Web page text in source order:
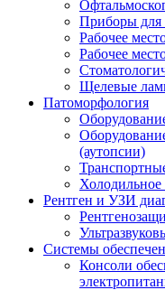
Приборы для
Рабочее
Рабочее
Щелевые
Патоморфология
(аутопсии)
Холодильное
Рентген и УЗИ
Системы
Консоли